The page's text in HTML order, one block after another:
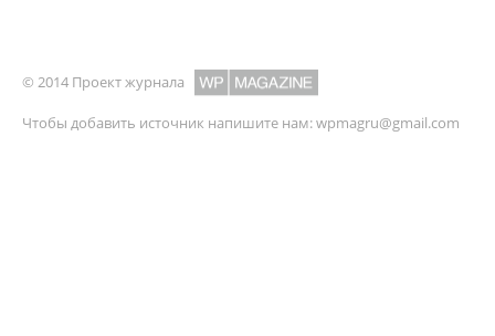
© 2014 Проект журнала
Чтобы добавить источник напишите нам:wpmagru@gmail.com